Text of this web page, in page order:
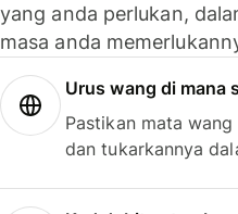
yang anda perlukan,
masa anda
Urus wang di mana
Pastikan mata
dan tukarkannya